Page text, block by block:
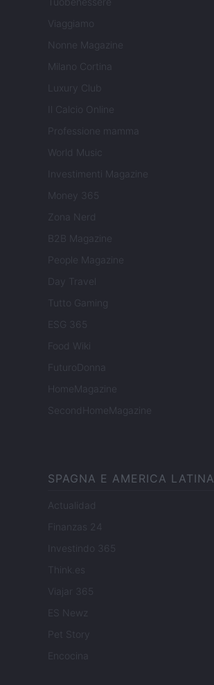
Viaggiamo
Nonne Magazine
Milano Cortina
Luxury Club
Il Calcio Online
Professione mamma
World Music
Investimenti Magazine
Money 365
Zona Nerd
B2B Magazine
People Magazine
Day Travel
Tutto Gaming
ESG 365
Food Wiki
FuturoDonna
HomeMagazine
SecondHomeMagazine
SPAGNA E AMERICA LATINA
Actualidad
Finanzas 24
Investindo 365
Think.es
Viajar 365
ES Newz
Pet Story
Encocina